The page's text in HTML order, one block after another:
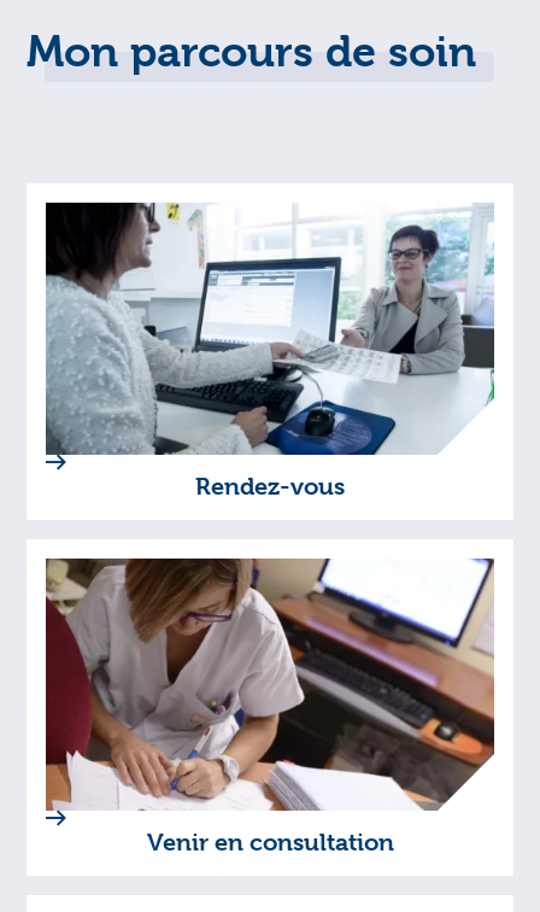
Mon parcours de soin
Rendez-vous
Venir en consultation